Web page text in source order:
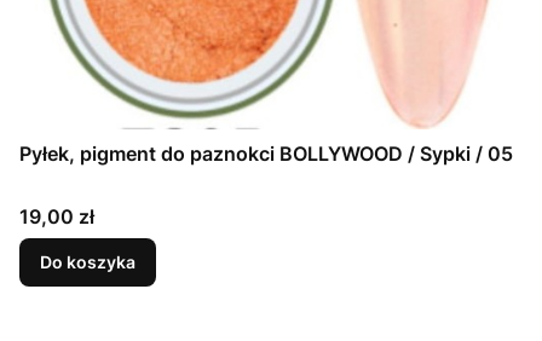
Pyłek, pigment do paznokci BOLLYWOOD / Sypki / 05
Cena
19,00 zł
Do koszyka